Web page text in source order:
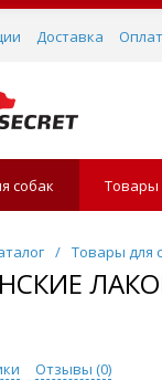
Доставка
собак Товары
/ Товары для
Отзывы (0)